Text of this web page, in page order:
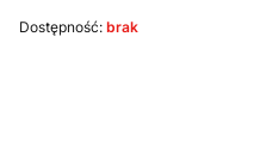
Dostępność: brak